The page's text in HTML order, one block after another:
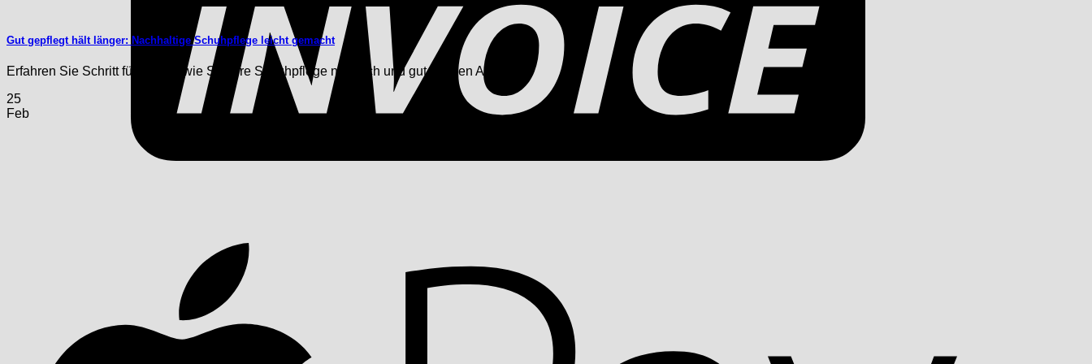
Gut gepflegt hält länger: Nachhaltige Schuhpflege leicht gemacht
Erfahren Sie Schritt für Schritt, wie Sie Ihre Schuhpflege natürlich und gut in Ihren Alltag [...]
25
Feb